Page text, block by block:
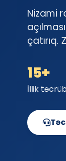
Nizami
çatırıq.
15+
İllik